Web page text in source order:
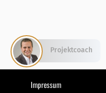
Impressum
Projektcoach